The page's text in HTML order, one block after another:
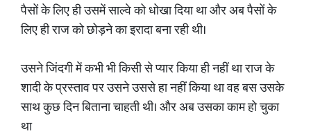
पैसों के लिए ही उसमें साल्वे को धोखा दिया था और अब पैसों के
लिए ही राज को छोड़ने का इरादा बना रही थी।
उसने जिंदगी में कभी भी किसी से प्यार किया ही नहीं था राज के
शादी के प्रस्ताव पर उसने उससे हा नहीं किया था वह बस उसके
साथ कुछ दिन बिताना चाहती थी। और अब उसका काम हो चुका
था